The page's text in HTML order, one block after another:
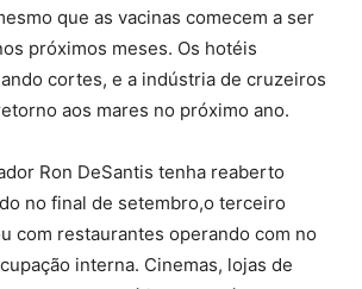
que as vacinas comecem a ser
próximos meses. Os hotéis
cortes, e a indústria de cruzeiros
aos mares no próximo ano.
Ron DeSantis tenha reaberto
no final de setembro,o terceiro
com restaurantes operando com no
interna. Cinemas, lojas de